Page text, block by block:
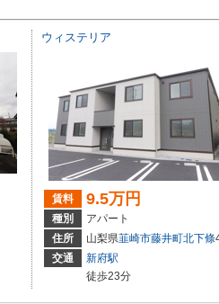
ウィステリア
賃料 9.5万円
種別
アパート
住所
山梨県韮崎市藤井町北下條
交通
新府駅
徒歩23分